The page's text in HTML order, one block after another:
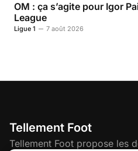
OM : ça s’agite pour Igor
League
Ligue 1 7 août 2026
Tellement Foot
Tellement Foot propose les